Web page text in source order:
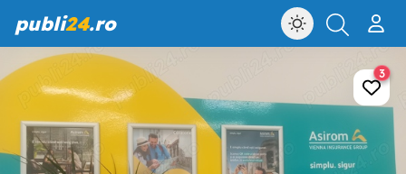
publi24.ro
3